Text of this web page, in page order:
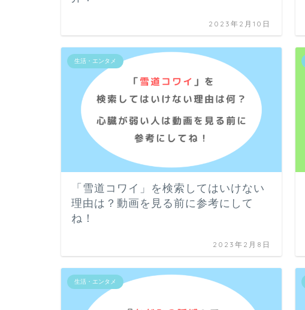
2023年2月10日
生活・エンタメ
「雪道コワイ」を検索してはいけない
理由は？動画を見る前に参考にして
ね！
2023年2月8日
生活・エンタメ